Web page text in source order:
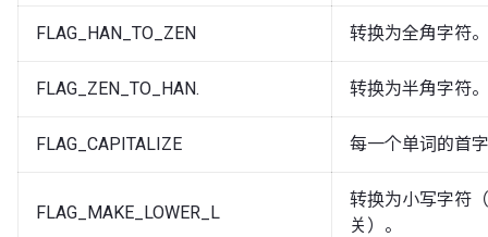
FLAG_HAN_TO_ZEN 转换为全角字符。
FLAG_ZEN_TO_HAN. 转换为半角字符。
FLAG_CAPITALIZE 每一个单词的首
FLAG_MAKE_LOWER_L
转换为小写字符
关）。